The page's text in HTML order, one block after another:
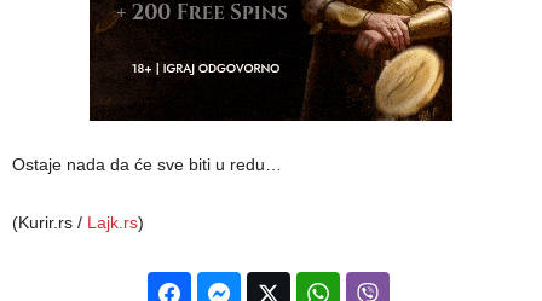
Ostaje nada da će sve biti u redu…
(Kurir.rs / Lajk.rs)